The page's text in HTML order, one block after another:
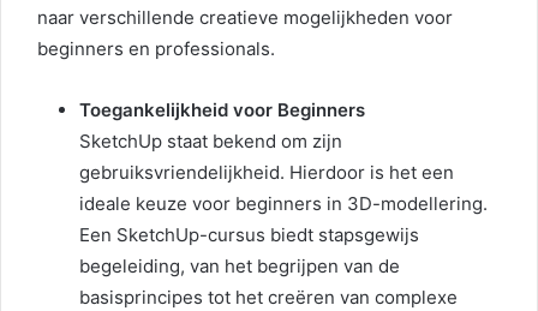
naar verschillende creatieve mogelijkheden voor
beginners en professionals.
Toegankelijkheid voor Beginners
SketchUp staat bekend om zijn
gebruiksvriendelijkheid. Hierdoor is het een
ideale keuze voor beginners in 3D-modellering.
Een SketchUp-cursus biedt stapsgewijs
begeleiding, van het begrijpen van de
basisprincipes tot het creëren van complexe